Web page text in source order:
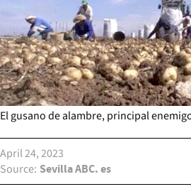
El gusano de alambre, principal
April 24, 2023
Source Sevilla ABC. es